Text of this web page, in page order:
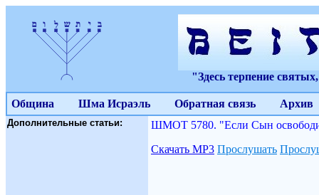
"Здесь терпение
Община Шма Исраэль Обратная связь Архив
Дополнительные статьи:
ШМОТ 5780. "Если Сын
Скачать МР3 Прослушать